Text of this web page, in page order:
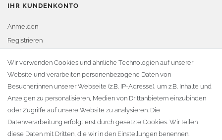
IHR KUNDENKONTO
Anmelden
Registrieren
Warenkorb
Zur Kasse
KONTAKT
Fa. Steffen Jost
Söbrigener Weg 50
Wir verwenden Cookies und ähnliche Technologien auf unserer
Website und verarbeiten personenbezogene Daten von
Besucher:innen unserer Webseite (z.B. IP-Adresse), um z.B. Inhalte und
Anzeigen zu personalisieren, Medien von Drittanbietern einzubinden
oder Zugriffe auf unsere Website zu analysieren. Die
Datenverarbeitung erfolgt erst durch gesetzte Cookies. Wir teilen
diese Daten mit Dritten, die wir in den Einstellungen benennen.